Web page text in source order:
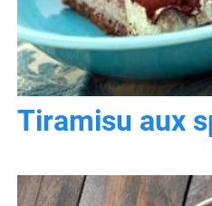
Tiramisu aux